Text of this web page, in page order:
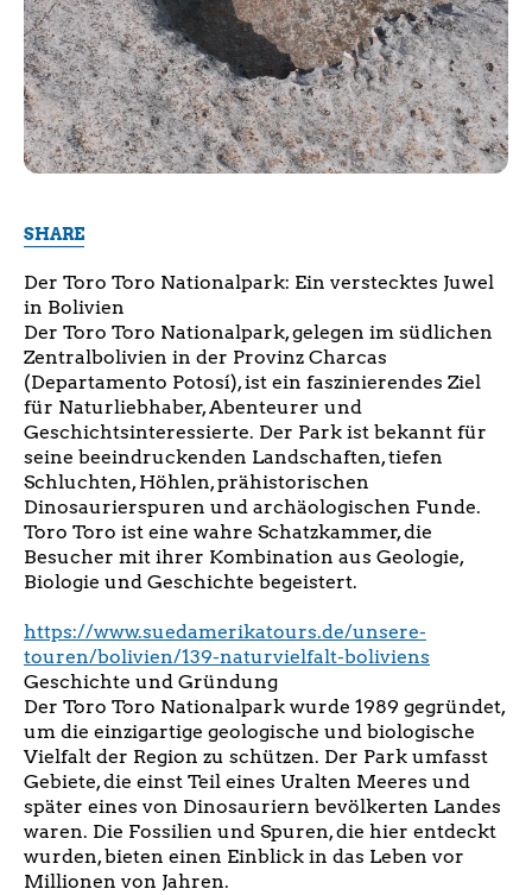
SHARE
Der Toro Toro Nationalpark: Ein verstecktes Juwel
in Bolivien
Der Toro Toro Nationalpark, gelegen im südlichen
Zentralbolivien in der Provinz Charcas
(Departamento Potosí), ist ein faszinierendes Ziel
für Naturliebhaber, Abenteurer und
Geschichtsinteressierte. Der Park ist bekannt für
seine beeindruckenden Landschaften, tiefen
Schluchten, Höhlen, prähistorischen
Dinosaurierspuren und archäologischen Funde.
Toro Toro ist eine wahre Schatzkammer, die
Besucher mit ihrer Kombination aus Geologie,
Biologie und Geschichte begeistert.
https://www.suedamerikatours.de/unsere-
touren/bolivien/139-naturvielfalt-boliviens
Geschichte und Gründung
Der Toro Toro Nationalpark wurde 1989 gegründet,
um die einzigartige geologische und biologische
Vielfalt der Region zu schützen. Der Park umfasst
Gebiete, die einst Teil eines Uralten Meeres und
später eines von Dinosauriern bevölkerten Landes
waren. Die Fossilien und Spuren, die hier entdeckt
wurden, bieten einen Einblick in das Leben vor
Millionen von Jahren.